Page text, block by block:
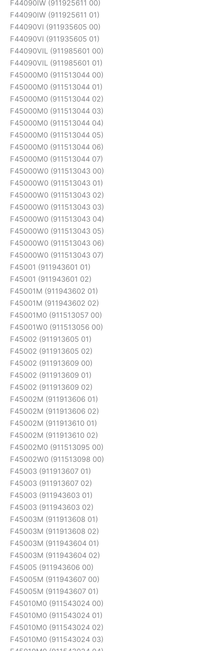
F44090IW (911925611 00)
F44090IW (911925611 01)
F44090VI (911935605 00)
F44090VI (911935605 01)
F44090VIL (911985601 00)
F44090VIL (911985601 01)
F45000M0 (911513044 00)
F45000M0 (911513044 01)
F45000M0 (911513044 02)
F45000M0 (911513044 03)
F45000M0 (911513044 04)
F45000M0 (911513044 05)
F45000M0 (911513044 06)
F45000M0 (911513044 07)
F45000W0 (911513043 00)
F45000W0 (911513043 01)
F45000W0 (911513043 02)
F45000W0 (911513043 03)
F45000W0 (911513043 04)
F45000W0 (911513043 05)
F45000W0 (911513043 06)
F45000W0 (911513043 07)
F45001 (911943601 01)
F45001 (911943601 02)
F45001M (911943602 01)
F45001M (911943602 02)
F45001M0 (911513057 00)
F45001W0 (911513056 00)
F45002 (911913605 01)
F45002 (911913605 02)
F45002 (911913609 00)
F45002 (911913609 01)
F45002 (911913609 02)
F45002M (911913606 01)
F45002M (911913606 02)
F45002M (911913610 01)
F45002M (911913610 02)
F45002M0 (911513095 00)
F45002W0 (911513098 00)
F45003 (911913607 01)
F45003 (911913607 02)
F45003 (911943603 01)
F45003 (911943603 02)
F45003M (911913608 01)
F45003M (911913608 02)
F45003M (911943604 01)
F45003M (911943604 02)
F45005 (911943606 00)
F45005M (911943607 00)
F45005M (911943607 01)
F45010M0 (911543024 00)
F45010M0 (911543024 01)
F45010M0 (911543024 02)
F45010M0 (911543024 03)